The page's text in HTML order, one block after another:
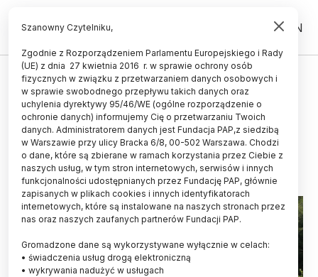
PL EN
ŻYCIE
Naukowcy mówią, co robić, by
niedźwiedź nie szedł w szkodę
02.09.2021
aktualizacja: 02.09.2021
3 minuty czytania
Read the English version of this article
Szanowny Czytelniku,
Zgodnie z Rozporządzeniem Parlamentu Europejskiego i Rady
(UE) z dnia 27 kwietnia 2016 r. w sprawie ochrony osób
fizycznych w związku z przetwarzaniem danych osobowych i
w sprawie swobodnego przepływu takich danych oraz
uchylenia dyrektywy 95/46/WE (ogólne rozporządzenie o
ochronie danych) informujemy Cię o przetwarzaniu Twoich
danych. Administratorem danych jest Fundacja PAP,z siedzibą
w Warszawie przy ulicy Bracka 6/8, 00-502 Warszawa. Chodzi
o dane, które są zbierane w ramach korzystania przez Ciebie z
naszych usług, w tym stron internetowych, serwisów i innych
funkcjonalności udostępnianych przez Fundację PAP, głównie
zapisanych w plikach cookies i innych identyfikatorach
internetowych, które są instalowane na naszych stronach przez
nas oraz naszych zaufanych partnerów Fundacji PAP.
Gromadzone dane są wykorzystywane wyłącznie w celach:
• świadczenia usług drogą elektroniczną
• wykrywania nadużyć w usługach